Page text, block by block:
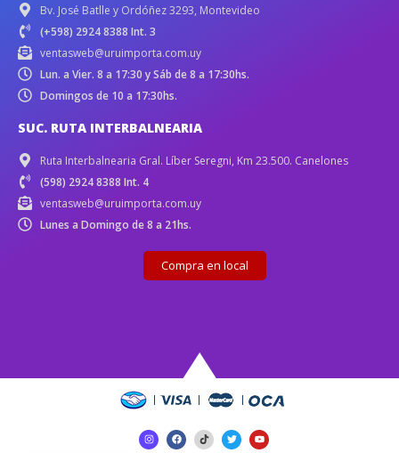
Bv. José Batlle y Ordóñez 3293, Montevideo
(+598) 2924 8388 Int. 3
ventasweb@uruimporta.com.uy
Lun. a Vier. 8 a 17:30 y Sáb de 8 a 17:30hs.
Domingos de 10 a 17:30hs.
SUC. RUTA INTERBALNEARIA
Ruta Interbalnearia Gral. Líber Seregni, Km 23.500. Canelones
(598) 2924 8388 Int. 4
ventasweb@uruimporta.com.uy
Lunes a Domingo de 8 a 21hs.
Compra en local